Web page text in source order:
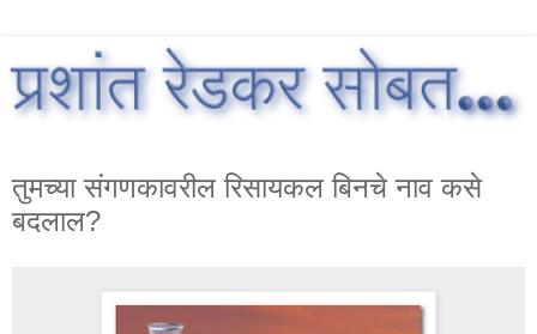
तुमच्या संगणकावरील रिसायकल बिनचे नाव कसे
बदलाल?